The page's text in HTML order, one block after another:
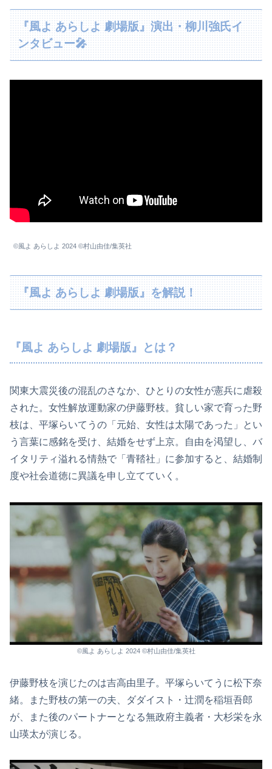
『風よ あらしよ 劇場版』演出・柳川強氏イ
ンタビュー🎤
©風よ あらしよ 2024 ©村山由佳/集英社
『風よ あらしよ 劇場版』を解説！
『風よ あらしよ 劇場版』とは？
関東大震災後の混乱のさなか、ひとりの女性が憲兵に虐殺
された。女性解放運動家の伊藤野枝。貧しい家で育った野
枝は、平塚らいてうの「元始、女性は太陽であった」とい
う言葉に感銘を受け、結婚をせず上京。自由を渇望し、バ
イタリティ溢れる情熱で「青鞜社」に参加すると、結婚制
度や社会道徳に異議を申し立てていく。
©風よ あらしよ 2024 ©村山由佳/集英社
伊藤野枝を演じたのは吉高由里子。平塚らいてうに松下奈
緒。また野枝の第一の夫、ダダイスト・辻潤を稲垣吾郎
が、また後のパートナーとなる無政府主義者・大杉栄を永
山瑛太が演じる。